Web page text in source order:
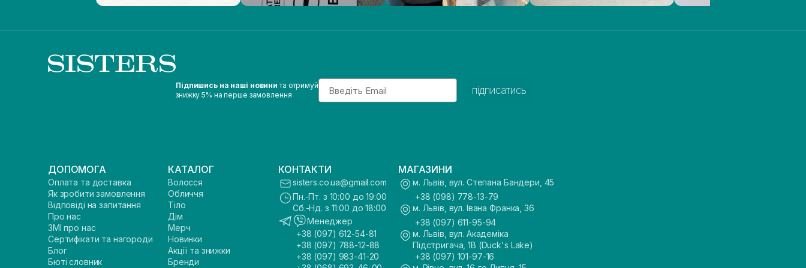
Підпишись на наші новини та отримуй
знижку 5% на перше замовлення
Email
підписатись
ДОПОМОГА
Оплата та доставка
Як зробити замовлення
Відповіді на запитання
Про нас
ЗМІ про нас
Сертифікати та нагороди
Блог
Бюті словник
КАТАЛОГ
Волосся
Обличчя
Тіло
Дім
Мерч
Новинки
Акції та знижки
Бренди
КОНТАКТИ
sisters.co.ua@gmail.com
Пн.-Пт. з 10:00 до 19:00
Сб.-Нд. з 11:00 до 18:00
Менеджер
+38 (097) 612-54-81
+38 (097) 788-12-88
+38 (097) 983-41-20
МАГАЗИНИ
м. Львів, вул. Степана Бандери, 45
+38 (098) 778-13-79
м. Львів, вул. Івана Франка, 36
+38 (097) 611-95-94
м. Львів, вул. Академіка
Підстригача, 1В (Duck's Lake)
+38 (097) 101-97-16